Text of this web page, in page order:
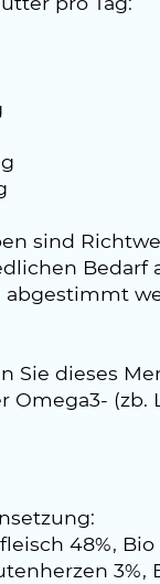
sind
Bedarf
Sie dieses
Omega3- (zb.
48%, Bio
3%,